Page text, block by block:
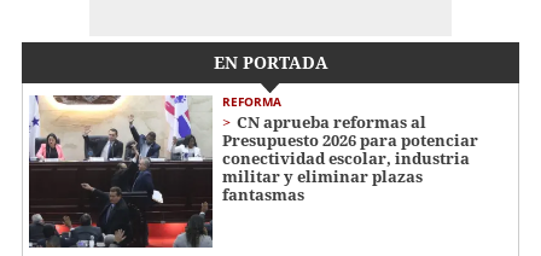
EN PORTADA
REFORMA
CN aprueba reformas al
Presupuesto 2026 para potenciar
conectividad escolar, industria
militar y eliminar plazas
fantasmas